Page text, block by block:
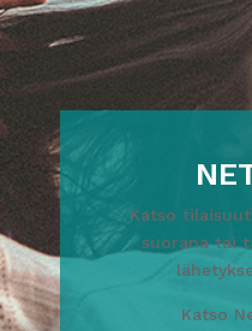
Katso
suorana tai
Katso